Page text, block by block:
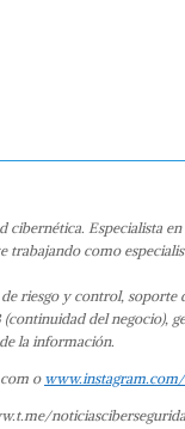
cibernética. Especialista
trabajando como
riesgo y control, soporte
del negocio),
la información.
o